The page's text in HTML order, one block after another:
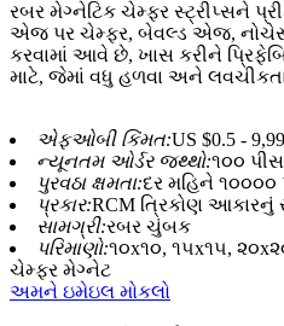
રબર મેગ્નેટિક ચેમ્ફર સ્ટ્રીપ્સને
એજ પર ચેમ્ફર, બેવલ્ડ એજ, નોચેસ
કરવામાં આવે છે, ખાસ કરીને
માટે, જેમાં વધુ હળવા અને
એફઓબી કિંમત:US $0.5 -
ન્યૂનતમ ઓર્ડર જથ્થો:૧૦૦
પુરવઠા ક્ષમતા:દર મહિને ૧૦૦૦૦
પ્રકાર:RCM ત્રિકોણ આકારનું
સામગ્રી:રબર ચુંબક
પરિમાણો:૧૦x૧૦, ૧૫x૧૫,
ચેમ્ફર મેગ્નેટ
અમને ઇમેઇલ મોકલો